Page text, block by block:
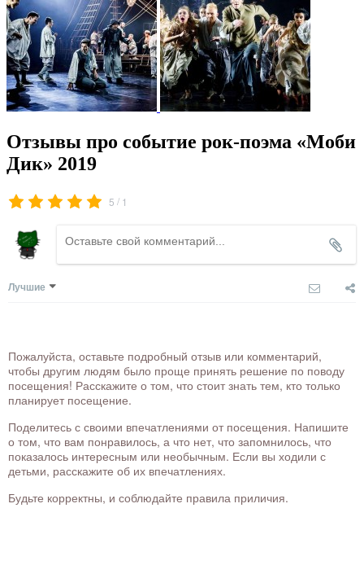
Отзывы про событие рок-поэма «Моби
Дик» 2019
5 / 1
Лучшие
Пожалуйста, оставьте подробный отзыв или комментарий,
чтобы другим людям было проще принять решение по поводу
посещения! Расскажите о том, что стоит знать тем, кто только
планирует посещение.
Поделитесь с своими впечатлениями от посещения. Напишите
о том, что вам понравилось, а что нет, что запомнилось, что
показалось интересным или необычным. Если вы ходили с
детьми, расскажите об их впечатлениях.
Будьте корректны, и соблюдайте правила приличия.